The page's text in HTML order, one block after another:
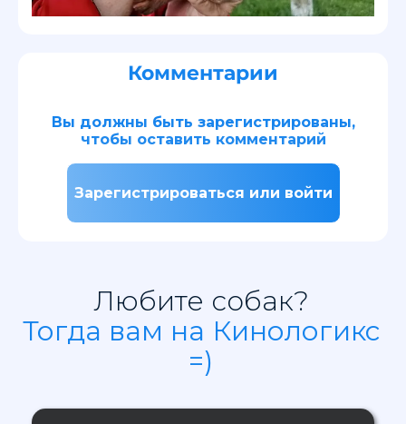
Комментарии
Вы должны быть зарегистрированы,
чтобы оставить комментарий
Зарегистрироваться или войти
Любите собак?
Тогда вам на Кинологикс
=)